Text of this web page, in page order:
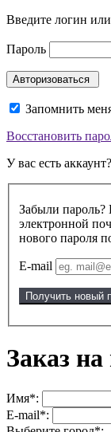
Введите логин
Пароль
Запомнить
Восстановить
У вас есть аккаунт?
Забыли пароль?
электронной
нового пароля
E-mail
Получить новый
Заказ
Имя*:
E-mail*: